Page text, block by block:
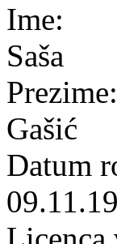
Ime:
Saša
Prezime:
Gašić
Datum